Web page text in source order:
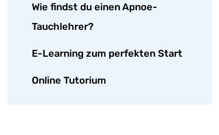
Wie findst du einen Apnoe-
Tauchlehrer?
E-Learning zum perfekten Start
Online Tutorium